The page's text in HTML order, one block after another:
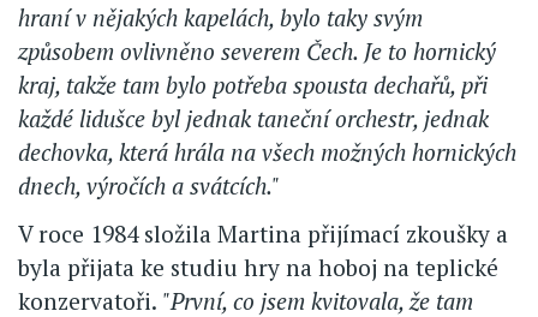
hraní v nějakých kapelách, bylo taky svým
způsobem ovlivněno severem Čech. Je to hornický
kraj, takže tam bylo potřeba spousta dechařů, při
každé lidušce byl jednak taneční orchestr, jednak
dechovka, která hrála na všech možných hornických
dnech, výročích a svátcích."
V roce 1984 složila Martina přijímací zkoušky a
byla přijata ke studiu hry na hoboj na teplické
konzervatoři. "První, co jsem kvitovala, že tam